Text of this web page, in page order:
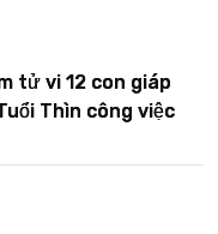
tử vi 12 con giáp
Thìn công việc